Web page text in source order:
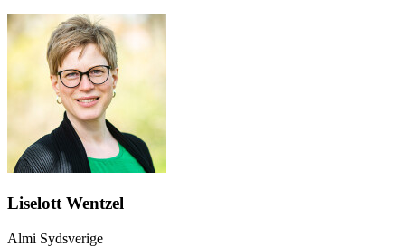
Liselott Wentzel
Almi Sydsverige